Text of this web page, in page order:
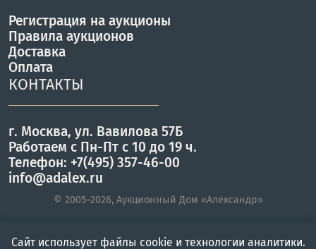
Регистрация на аукционы
Правила аукционов
Доставка
Оплата
КОНТАКТЫ
г. Москва, ул. Вавилова 57Б
Работаем с Пн-Пт с 10 до 19 ч.
Телефон: +7(495) 357-46-00
info@adalex.ru
© 2005–2026, Аукционный Дом «Александр»
Сайт использует файлы cookie и технологии аналитики.